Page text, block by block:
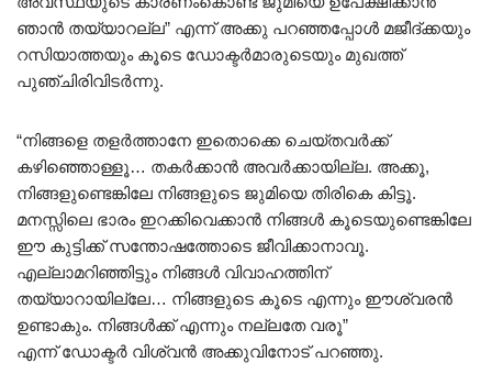
ഞാൻ തയ്യാറല്ല” എന്ന് അക്കു പറഞ്ഞപ്പോൾ മജീദ്ക്കയും
റസിയാത്തയും കൂടെ ഡോക്ടർമാരുടെയും മുഖത്ത്
പുഞ്ചിരിവിടർന്നു.
“നിങ്ങളെ തളർത്താനേ ഇതൊക്കെ ചെയ്തവർക്ക്
കഴിഞ്ഞൊള്ളൂ… തകർക്കാൻ അവർക്കായില്ല. അക്കൂ,
നിങ്ങളുണ്ടെങ്കിലേ നിങ്ങളുടെ ജുമിയെ തിരികെ കിട്ടൂ.
മനസ്സിലെ ഭാരം ഇറക്കിവെക്കാൻ നിങ്ങൾ കൂടെയുണ്ടെങ്കിലേ
ഈ കുട്ടിക്ക് സന്തോഷത്തോടെ ജീവിക്കാനാവൂ.
എല്ലാമറിഞ്ഞിട്ടും നിങ്ങൾ വിവാഹത്തിന്
തയ്യാറായില്ലേ… നിങ്ങളുടെ കൂടെ എന്നും ഈശ്വരൻ
ഉണ്ടാകും. നിങ്ങൾക്ക് എന്നും നല്ലതേ വരൂ”
എന്ന് ഡോക്ടർ വിശ്വൻ അക്കുവിനോട് പറഞ്ഞു.